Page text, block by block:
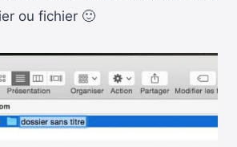
ou fichier 🙂